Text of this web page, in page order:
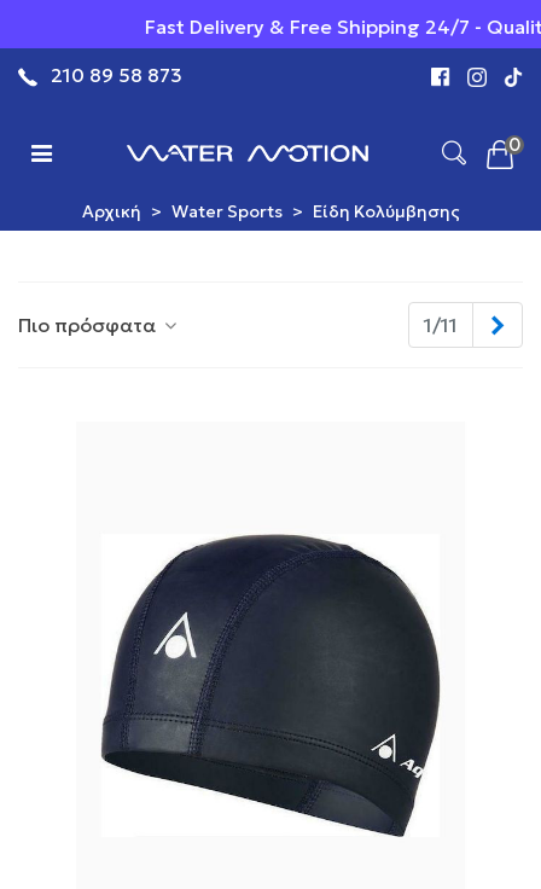
Fast Delivery & Free Shipping 24/7 - Quality
210 89 58 873
0
Αρχική > Water Sports > Είδη Κολύμβησης
Πιο πρόσφατα 1/11